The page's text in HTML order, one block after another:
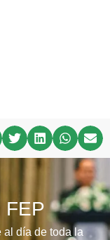
FEP
al día de toda la